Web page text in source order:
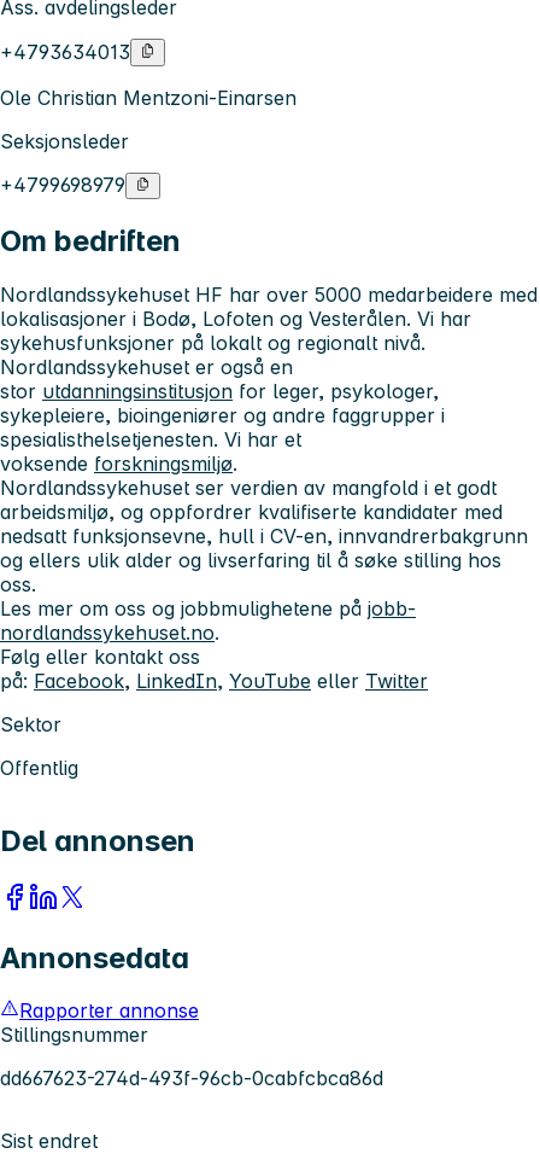
Ass. avdelingsleder
+4793634013
Ole Christian Mentzoni-Einarsen
Seksjonsleder
+4799698979
Om bedriften
Nordlandssykehuset HF har over 5000 medarbeidere med
lokalisasjoner i Bodø, Lofoten og Vesterålen. Vi har
sykehusfunksjoner på lokalt og regionalt nivå.
Nordlandssykehuset er også en
stor utdanningsinstitusjon for leger, psykologer,
sykepleiere, bioingeniører og andre faggrupper i
spesialisthelsetjenesten. Vi har et
voksende forskningsmiljø.
Nordlandssykehuset ser verdien av mangfold i et godt
arbeidsmiljø, og oppfordrer kvalifiserte kandidater med
nedsatt funksjonsevne, hull i CV-en, innvandrerbakgrunn
og ellers ulik alder og livserfaring til å søke stilling hos
oss.
Les mer om oss og jobbmulighetene på jobb-
nordlandssykehuset.no.
Følg eller kontakt oss
på: Facebook, LinkedIn, YouTube eller Twitter
Sektor
Offentlig
Del annonsen
Annonsedata
Rapporter annonse
Stillingsnummer
dd667623-274d-493f-96cb-0cabfcbca86d
Sist endret